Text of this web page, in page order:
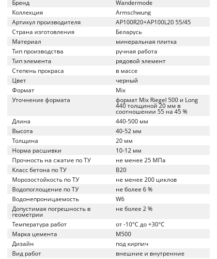
Бренд
Wandermode
Коллекция
Armschwung
Артикул производителя
AP100R20+AP100L20 55/45
Страна изготовления
Беларусь
Материал
минеральная плитка
Тип производства
ручная работа
Тип элемента
рядовой элемент
Степень прокраса
в массе
Цвет
черный
Формат
Mix
Уточнение формата
формат Mix Riegel 500 и Long
440 толщиной 20 мм в
соотношении 55 на 45 %
Длина
440-500 мм
Высота
40-52 мм
Толщина
20 мм
Норма расшивки
10-12 мм
Прочность на сжатие по ТУ
не менее 25 МПа
Класс бетона по ТУ
B20
Морозостойкость по ТУ
не менее 200 циклов
Водопоглощение по ТУ
не более 6 %
Водонепроницаемость
W6
Допустимая погрешность в
геометрии
не более 2 %
Температура работ
от -10°C до +30°C
Марка цемента
M500
Дизайн
под кирпич
Вид работ
внешние и внутренние